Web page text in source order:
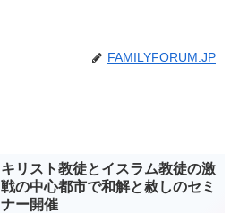
FAMILYFORUM.JP
キリスト教徒とイスラム教徒の激
戦の中心都市で和解と赦しのセミ
ナー開催